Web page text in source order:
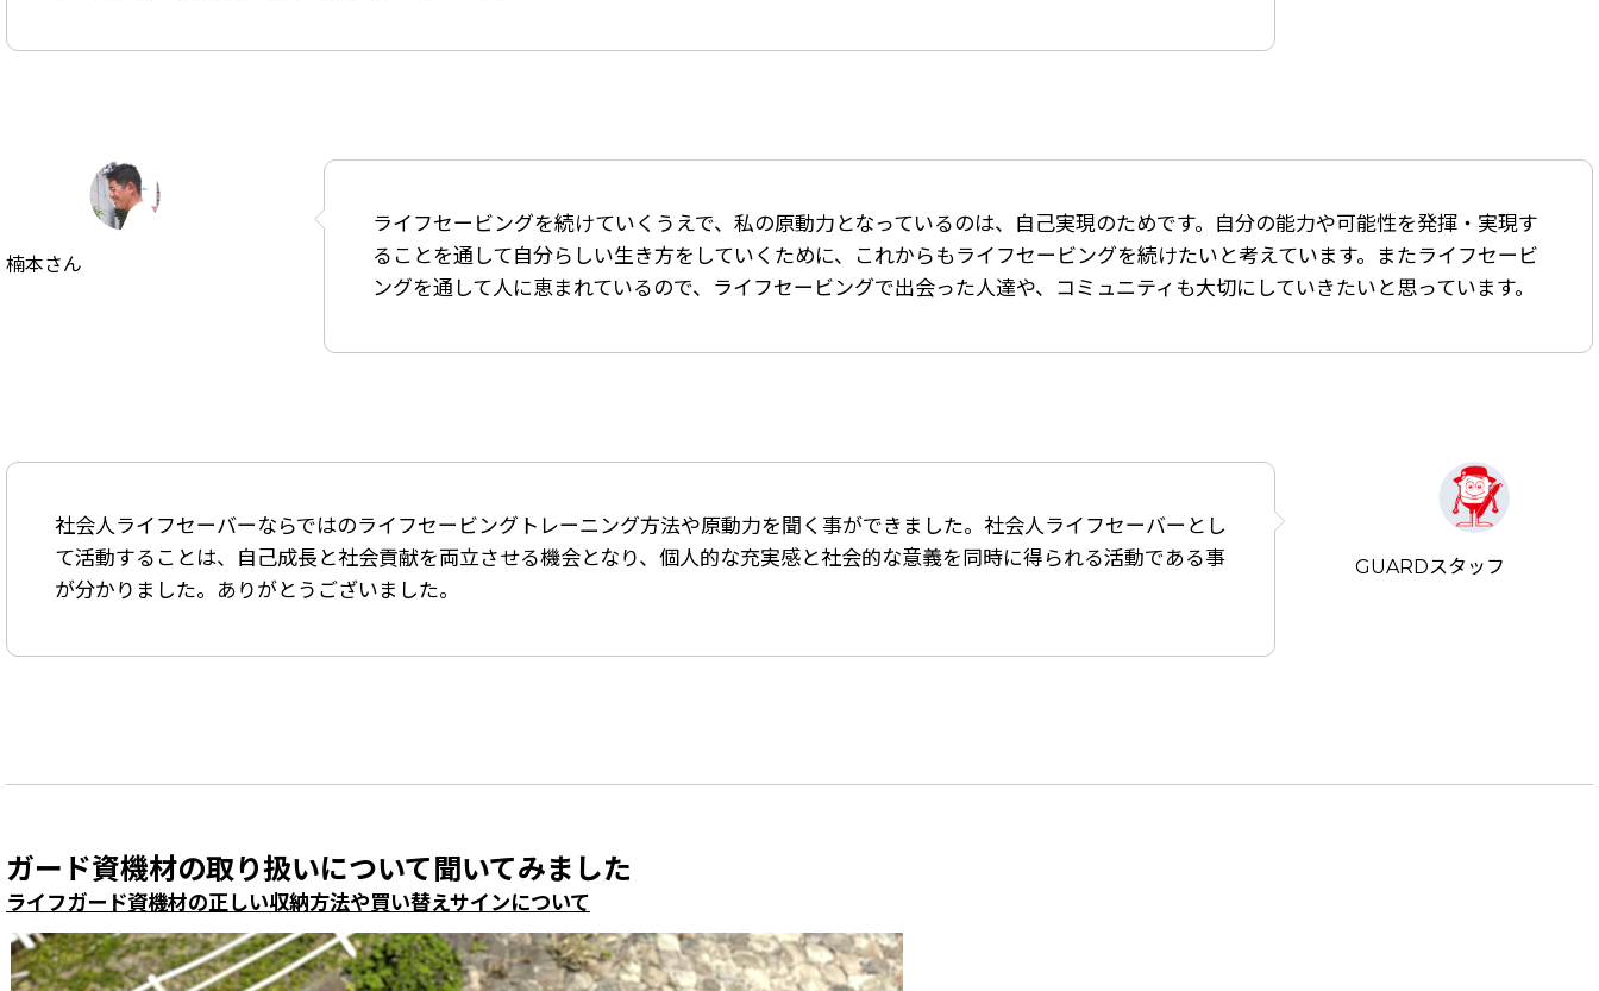
楠本さん
ライフセービングを続けていくうえで、私の原動力となっているのは、自己実現のためです。自分の能力や可能性を発揮・実現す
ることを通して自分らしい生き方をしていくために、これからもライフセービングを続けたいと考えています。またライフセービ
ングを通して人に恵まれているので、ライフセービングで出会った人達や、コミュニティも大切にしていきたいと思っています。
GUARDスタッフ
社会人ライフセーバーならではのライフセービングトレーニング方法や原動力を聞く事ができました。社会人ライフセーバーとし
て活動することは、 自己成長と社会貢献を両立させる機会となり、個人的な充実感と社会的な意義を同時に得られる活動である事
が分かりました。ありがとうございました。
ガード資機材の取り扱いについて聞いてみました
ライフガード資機材の正しい収納方法や買い替えサインについて